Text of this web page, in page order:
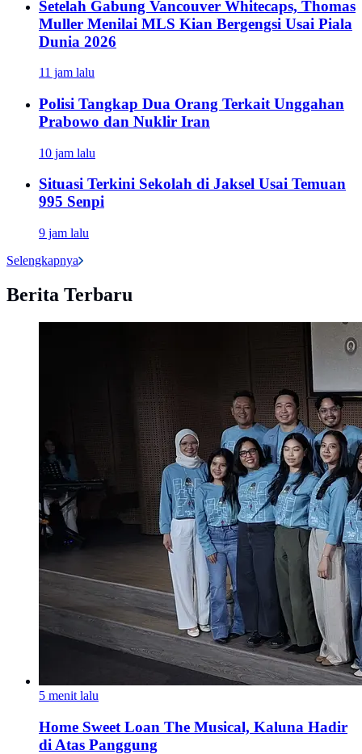
Setelah Gabung Vancouver Whitecaps, Thomas
Muller Menilai MLS Kian Bergengsi Usai Piala
Dunia 2026
11 jam lalu
Polisi Tangkap Dua Orang Terkait Unggahan
Prabowo dan Nuklir Iran
10 jam lalu
Situasi Terkini Sekolah di Jaksel Usai Temuan
995 Senpi
9 jam lalu
Selengkapnya
Berita Terbaru
5 menit lalu
Home Sweet Loan The Musical, Kaluna Hadir
di Atas Panggung